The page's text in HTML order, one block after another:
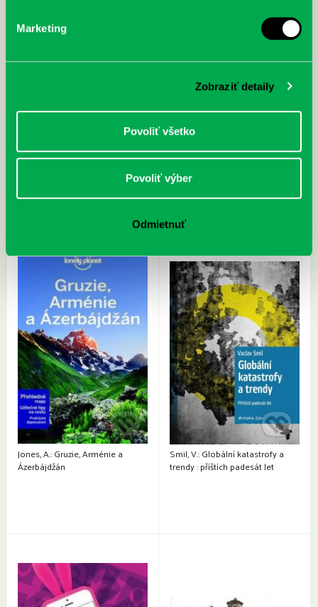
Marketing
Zobraziť detaily
Povoliť všetko
Povoliť výber
Odmietnuť
Duckworth, A.: Húževnatosť : o
úspechu rozhodne váš grit : sila
Hunyadiová, S.: Socioprávne
zabezpečenie dieťaťa : teória,
sociálnoprávna ochrana dieťaťa,
výchova, starostlivosť, prax.
Jones, A.: Gruzie, Arménie a
Ázerbájdžán
Smil, V.: Globální katastrofy a
trendy : příštích padesát let